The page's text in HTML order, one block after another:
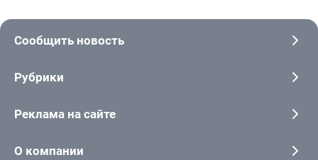
Сообщить новость
Рубрики
Реклама на сайте
О компании